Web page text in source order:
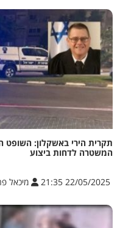
תקרית הירי באשקלון:
המשטרה לדחות ביצוע
22/05/2025 21:35 מיכאל